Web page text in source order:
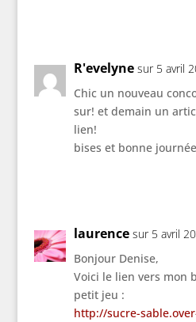
R'evelyne sur 5 avril
Chic un nouveau
sur! et demain un
lien!
bises et bonne
laurence sur 5 avril
Bonjour Denise,
Voici le lien vers mon
petit jeu :
http://sucre-